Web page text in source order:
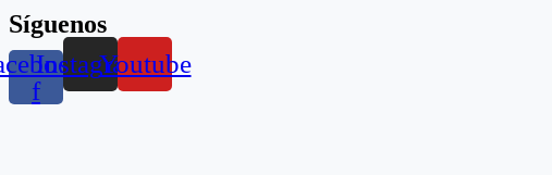
Síguenos
f
InstagramYoutube